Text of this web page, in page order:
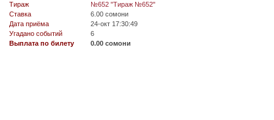
Tираж
№652 "Тираж №652"
Ставка
6.00 сомони
Дата приёма
24-окт 17:30:49
Угадано событий
6
Выплата по билету
0.00 сомони